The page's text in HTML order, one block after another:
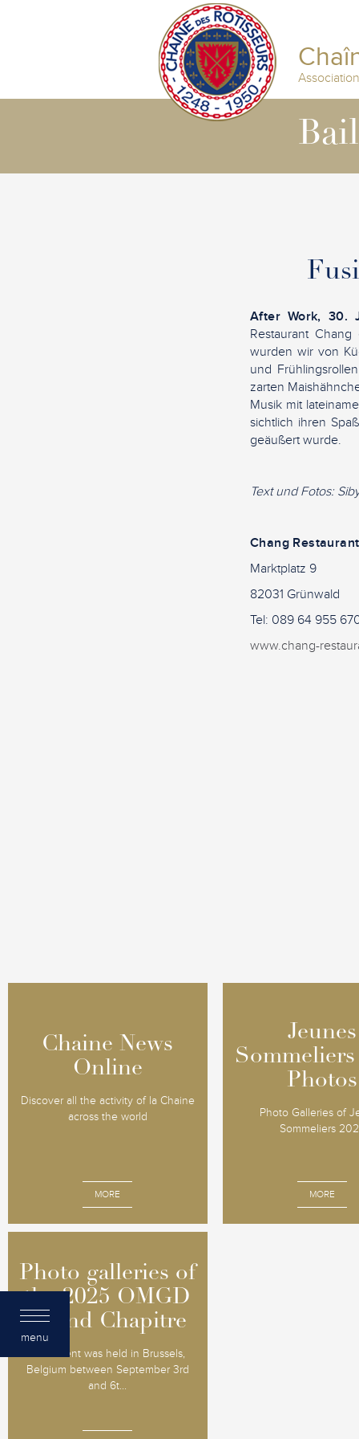
menu
After Work,
Restaurant
wurden wir von
und
zarten
Musik mit
sichtlich ihren
geäußert wurde.
Text und Fotos:
Chang
Marktplatz 9
82031 Grünwald
Tel: 089 64 955
www.chang-
Chaine News
Online
Discover all the activity of la Chaine
across the world
MORE
Chaine News
Online
Jeunes
Photos
Photo Galleries of
Sommeliers
MORE
Jeunes
Photos
Photo galleries of
the 2025 OMGD
Grand Chapitre
The event was held in Brussels,
Belgium between September 3rd
and 6t...
Photo galleries of
the 2025 OMGD
Grand Chapitre